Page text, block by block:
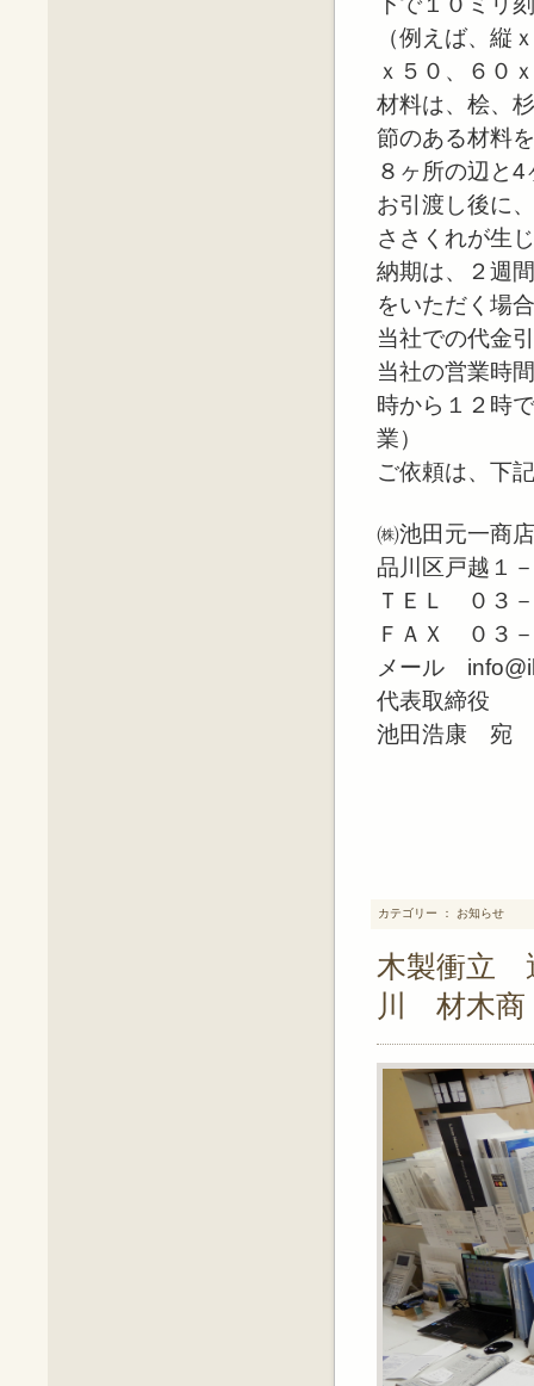
（例えば、縦
ｘ５０、６０
材料は、桧、
節のある材料
８ヶ所の辺と
お引渡し後に
ささくれが生
納期は、２週
をいただく場
当社での代金
当社の営業時
時から１２時
業）
ご依頼は、下
㈱池田元一商店
品川区戸越１
ＴＥＬ ０３
ＦＡＸ ０３
メール
代表取締役
池田浩康 宛
カテゴリー ： お知らせ
木製衝立
川 材木商